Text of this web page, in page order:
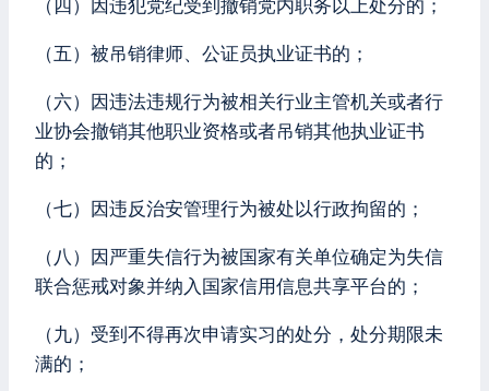
（四）因违犯党纪受到撤销党内职务以上处分的；
（五）被吊销律师、公证员执业证书的；
（六）因违法违规行为被相关行业主管机关或者行
业协会撤销其他职业资格或者吊销其他执业证书
的；
（七）因违反治安管理行为被处以行政拘留的；
（八）因严重失信行为被国家有关单位确定为失信
联合惩戒对象并纳入国家信用信息共享平台的；
（九）受到不得再次申请实习的处分，处分期限未
满的；